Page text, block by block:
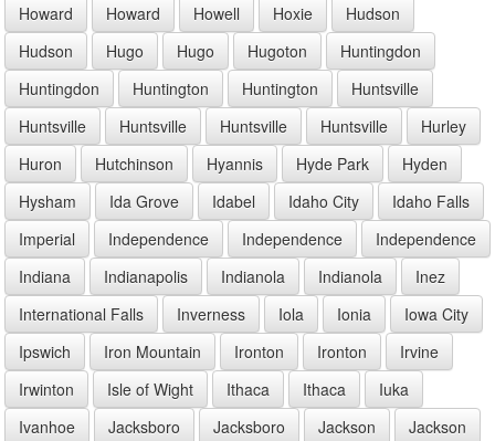
Howard
Howard Howell Hoxie
Hudson
Hudson
Hugo Hugo Hugoton
Huntingdon
Huntingdon
Huntington Huntington
Huntsville
Huntsville
Huntsville Huntsville Huntsville
Hurley
Huron
Hutchinson Hyannis Hyde Park
Hyden
Hysham
Ida Grove Idabel Idaho City
Idaho Falls
Imperial
Independence Independence
Independence
Indiana
Indianapolis Indianola Indianola
Inez
International Falls
Inverness Iola Ionia
Iowa City
Ipswich
Iron Mountain Ironton Ironton
Irvine
Irwinton
Isle of Wight Ithaca Ithaca
Iuka
Ivanhoe
Jacksboro Jacksboro Jackson
Jackson